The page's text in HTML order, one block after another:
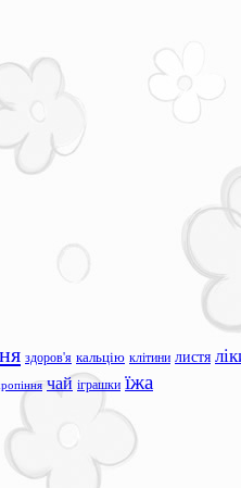
здоров'я кальцію клітини листя
чай іграшки їжа